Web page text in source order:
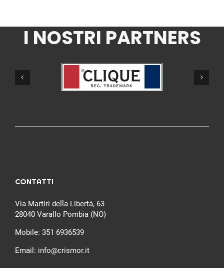
I NOSTRI PARTNERS
CONTATTI
Via Martiri della Libertà, 63
28040 Varallo Pombia (NO)
Mobile: 351 6936539
Email: info@crismor.it